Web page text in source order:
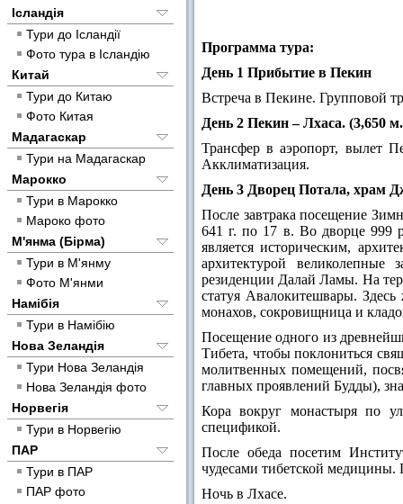
Ісландія
Тури до Ісландії
Фото тура в Ісландію
Китай
Тури до Китаю
Фото Китая
Мадагаскар
Тури на Мадагаскар
Марокко
Тури в Марокко
Мароко фото
М'янма (Бірма)
Тури в М'янму
Фото М'янми
Намібія
Тури в Намібію
Нова Зеландія
Тури Нова Зеландія
Нова Зеландія фото
Норвегія
Тури в Норвегію
ПАР
Тури в ПАР
ПАР фото
Программа тура:
День 1 Прибытие в Пекин
Встреча в Пекине. Групповой
День 2 Пекин – Лхаса. (3,650
Трансфер в аэропорт, вылет
Акклиматизация.
День 3 Дворец Потала, храм
После завтрака посещение
641 г. по 17 в. Во дворце 999
является историческим,
архитектурой
резиденции Далай Ламы. На
статуя Авалокитешвары.
монахов, сокровищница и
Посещение одного из
Тибета, чтобы поклониться
молитвенных помещений,
главных проявлений Будды),
Кора вокруг монастыря по
спецификой.
После обеда посетим
чудесами тибетской
Ночь в Лхасе.